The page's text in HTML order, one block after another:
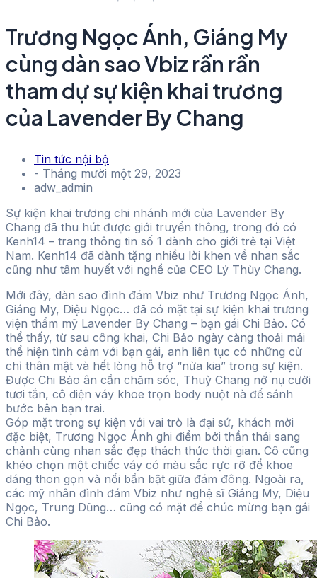
Trương Ngọc Ánh, Giáng My
cùng dàn sao Vbiz rần rần
tham dự sự kiện khai trương
của Lavender By Chang
Tin tức nội bộ
- Tháng mười một 29, 2023
adw_admin
Sự kiện khai trương chi nhánh mới của Lavender By
Chang đã thu hút được giới truyền thông, trong đó có
Kenh14 – trang thông tin số 1 dành cho giới trẻ tại Việt
Nam. Kenh14 đã dành tặng nhiều lời khen về nhan sắc
cũng như tâm huyết với nghề của CEO Lý Thùy Chang.
Mới đây, dàn sao đình đám Vbiz như Trương Ngọc Ánh,
Giáng My, Diệu Ngọc… đã có mặt tại sự kiện khai trương
viện thẩm mỹ Lavender By Chang – bạn gái Chi Bảo. Có
thể thấy, từ sau công khai, Chi Bảo ngày càng thoải mái
thể hiện tình cảm với bạn gái, anh liên tục có những cử
chỉ thân mật và hết lòng hỗ trợ “nửa kia” trong sự kiện.
Được Chi Bảo ân cần chăm sóc, Thuỳ Chang nở nụ cười
tươi tắn, cô diện váy khoe trọn body nuột nà để sánh
bước bên bạn trai.
Góp mặt trong sự kiện với vai trò là đại sứ, khách mời
đặc biệt, Trương Ngọc Ánh ghi điểm bởi thần thái sang
chảnh cùng nhan sắc đẹp thách thức thời gian. Cô cũng
khéo chọn một chiếc váy có màu sắc rực rỡ để khoe
dáng thon gọn và nổi bần bật giữa đám đông. Ngoài ra,
các mỹ nhân đình đám Vbiz như nghệ sĩ Giáng My, Diệu
Ngọc, Trung Dũng… cũng có mặt để chúc mừng bạn gái
Chi Bảo.